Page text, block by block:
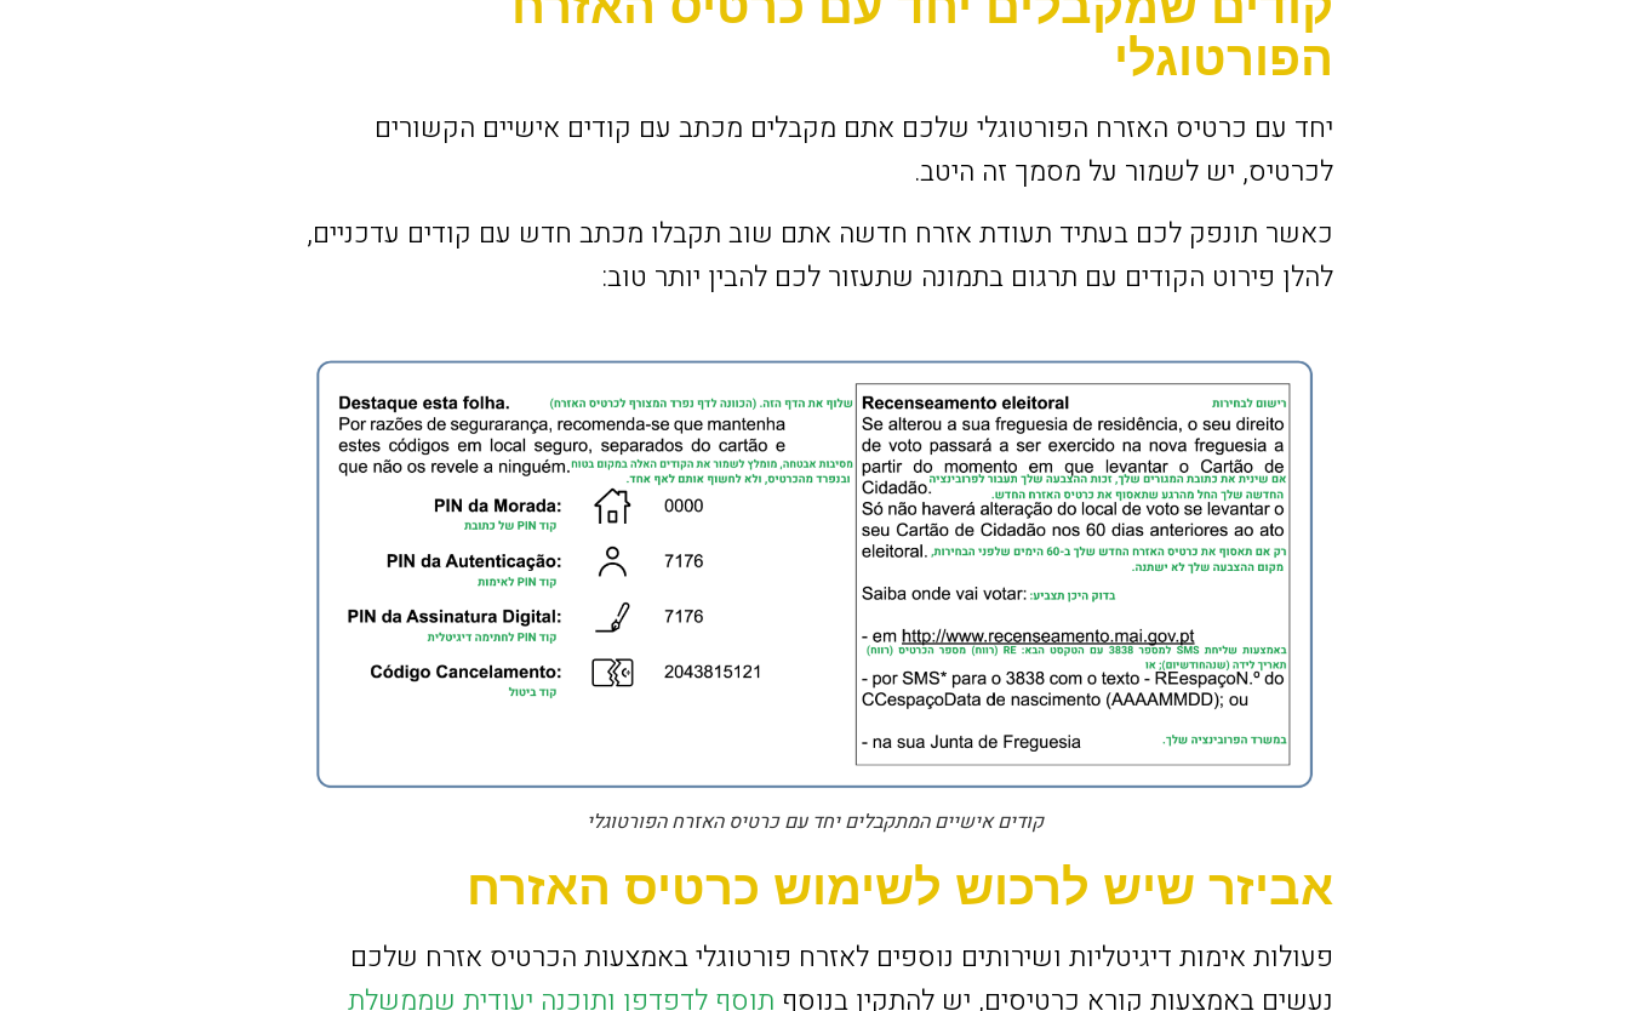
הפורטוגלי
יחד עם כרטיס האזרח הפורטוגלי שלכם אתם מקבלים מכתב עם קודים אישיים הקשורים
לכרטיס, יש לשמור על מסמך זה היטב.
כאשר תונפק לכם בעתיד תעודת אזרח חדשה אתם שוב תקבלו מכתב חדש עם קודים עדכניים,
להלן פירוט הקודים עם תרגום בתמונה שתעזור לכם להבין יותר טוב:
קודים אישיים המתקבלים יחד עם כרטיס האזרח הפורטוגלי
אביזר שיש לרכוש לשימוש כרטיס האזרח
פעולות אימות דיגיטליות ושירותים נוספים לאזרח פורטוגלי באמצעות הכרטיס אזרח שלכם
נעשים באמצעות קורא כרטיסים, יש להתקין בנוסף תוסף לדפדפן ותוכנה יעודית שממשלת